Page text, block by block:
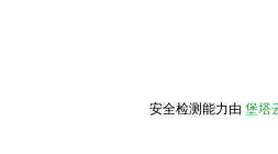
安全检测能力由 堡塔